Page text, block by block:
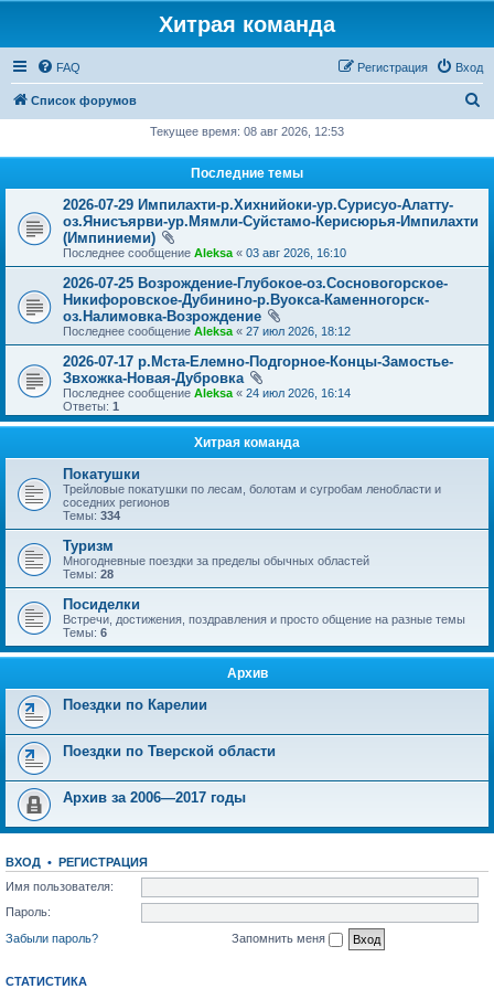
Хитрая команда
FAQ Вход
Регистрация
Список форумов
Текущее время: 08 авг 2026, 12:53
Последние темы
2026-07-29 Импилахти-р.Хихнийоки-ур.Сурисуо-Алатту-
оз.Янисъярви-ур.Мямли-Суйстамо-Керисюрья-Импилахти
(Импиниеми)
Последнее сообщение Aleksa « 03 авг 2026, 16:10
2026-07-25 Возрождение-Глубокое-оз.Сосновогорское-
Никифоровское-Дубинино-р.Вуокса-Каменногорск-
оз.Налимовка-Возрождение
Последнее сообщение Aleksa « 27 июл 2026, 18:12
2026-07-17 р.Мста-Елемно-Подгорное-Концы-Замостье-
Звхожка-Новая-Дубровка
Последнее сообщение Aleksa « 24 июл 2026, 16:14
Ответы: 1
Хитрая команда
Покатушки
Трейловые покатушки по лесам, болотам и сугробам ленобласти и
соседних регионов
Темы: 334
Туризм
Многодневные поездки за пределы обычных областей
Темы: 28
Посиделки
Встречи, достижения, поздравления и просто общение на разные темы
Темы: 6
Архив
Поездки по Карелии
Поездки по Тверской области
Архив за 2006—2017 годы
ВХОД • РЕГИСТРАЦИЯ
Имя пользователя:
Пароль:
Забыли пароль?
Запомнить меня
СТАТИСТИКА